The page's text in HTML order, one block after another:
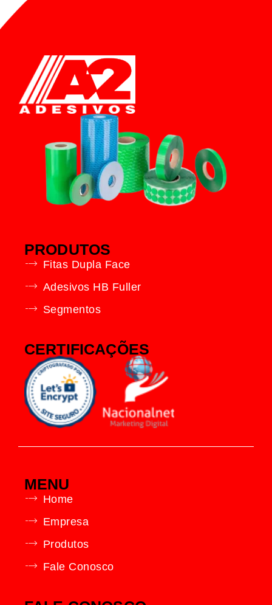
PRODUTOS
Fitas Dupla Face
Adesivos HB Fuller
Segmentos
CERTIFICAÇÕES
MENU
Home
Empresa
Produtos
Fale Conosco